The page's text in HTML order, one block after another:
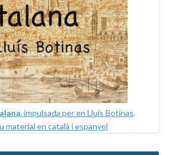
, impulsada per en Lluís Botinas,
material en català i espanyol